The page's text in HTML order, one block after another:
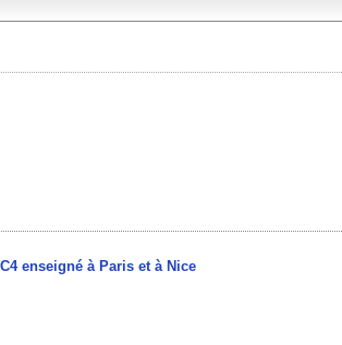
enseigné à Paris et à Nice